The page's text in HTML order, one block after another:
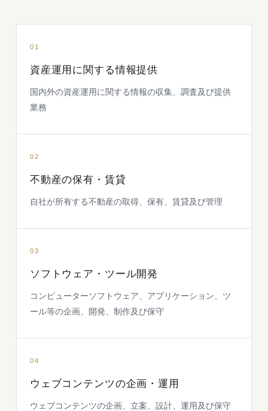
01
資産運用に関する情報提供
国内外の資産運用に関する情報の収集、調査及び提供
業務
02
不動産の保有・賃貸
自社が所有する不動産の取得、保有、賃貸及び管理
03
ソフトウェア・ツール開発
コンピューターソフトウェア、アプリケーション、ツ
ール等の企画、開発、制作及び保守
04
ウェブコンテンツの企画・運用
ウェブコンテンツの企画、立案、設計、運用及び保守